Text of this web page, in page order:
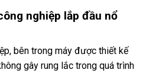
nghiệp lắp đầu nổ
bên trong máy được thiết kế
gây rung lắc trong quá trình